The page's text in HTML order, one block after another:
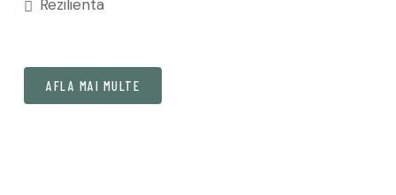
Rezilienta
AFLA MAI MULTE